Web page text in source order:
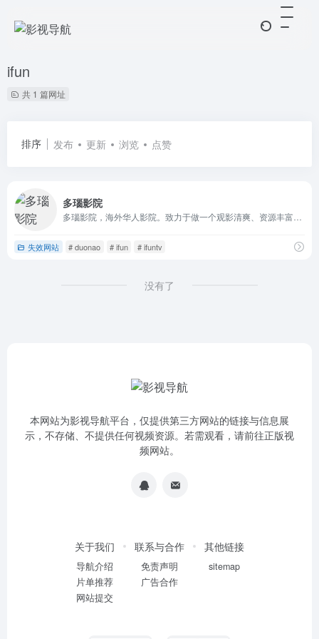
ifun
共 1 篇网址
排序 发布 更新 浏览 点赞
多瑙影院
失效网站 # duonao # ifun # ifuntv
没有了
本网站为影视导航平台，仅提供第三方网站的链接与信息展
示，不存储、不提供任何视频资源。若需观看，请前往正版视
频网站。
关于我们
导航介绍
片单推荐
网站提交
联系与合作
免责声明
广告合作
其他链接
sitemap